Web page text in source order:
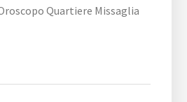
Quartiere Missaglia